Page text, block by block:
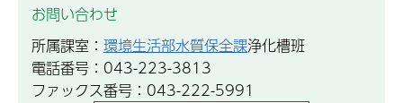
お問い合わせ
所属課室： 環境生活部水質保全課浄化槽班
電話番号：043-223-3813
ファックス番号：043-222-5991